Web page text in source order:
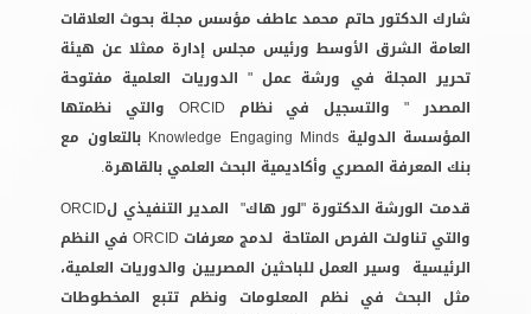
شارك الدكتور حاتم محمد عاطف مؤسس مجلة بحوث العلاقات
العامة الشرق الأوسط ورئيس مجلس إدارة ممثلا عن هيئة
تحرير المجلة في ورشة عمل " الدوريات العلمية مفتوحة
المصدر " والتسجيل في نظام ORCID والتي نظمتها
المؤسسة الدولية Knowledge Engaging Minds بالتعاون مع
بنك المعرفة المصري وأكاديمية البحث العلمي بالقاهرة.
قدمت الورشة الدكتورة "لور هاك" المدير التنفيذي لORCID
والتي تناولت الفرص المتاحة لدمج معرفات ORCID في النظم
الرئيسية وسير العمل للباحثين المصريين والدوريات العلمية،
مثل البحث في نظم المعلومات ونظم تتبع المخطوطات